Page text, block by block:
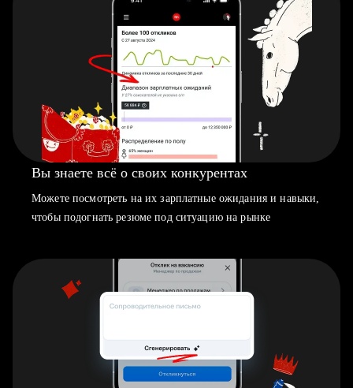
Вы знаете всё о своих конкурентах
Можете посмотреть на их зарплатные ожидания и навыки,
чтобы подогнать резюме под ситуацию на рынке